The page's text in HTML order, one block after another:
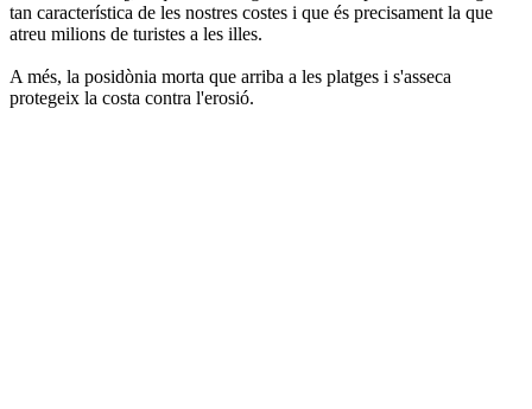
tan característica de les nostres costes i que és precisament la que
atreu milions de turistes a les illes.
A més, la posidònia morta que arriba a les platges i s'asseca
protegeix la costa contra l'erosió.